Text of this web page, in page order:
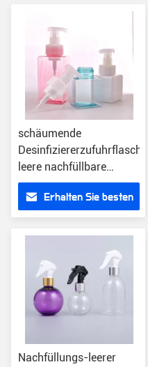
schäumende
Desinfiziererzufuhrflaschen
leere nachfüllbare
flüssige Handseife der
Hand 15oz
Erhalten Sie besten
Nachfüllungs-leerer